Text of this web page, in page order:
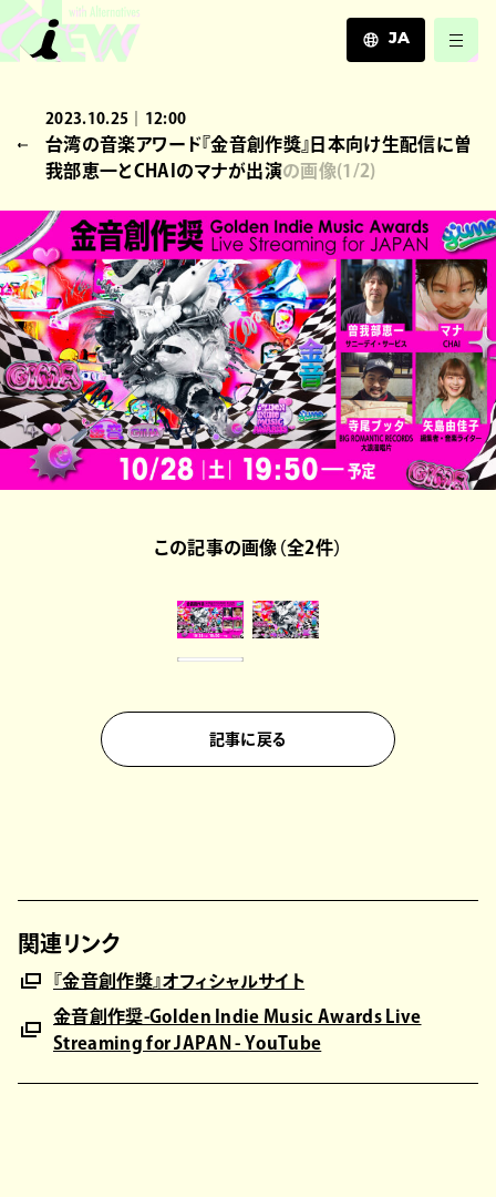
JA
ZH
2023.10.25｜12:00
台湾の音楽アワード『金音創作獎』日本向け生配信に曽
我部恵一とCHAIのマナが出演の画像(1 /2)
この記事の画像（全2件）
記事に戻る
関連リンク
『金音創作獎』オフィシャルサイト
金音創作奨-Golden Indie Music Awards Live
Streaming for JAPAN - YouTube